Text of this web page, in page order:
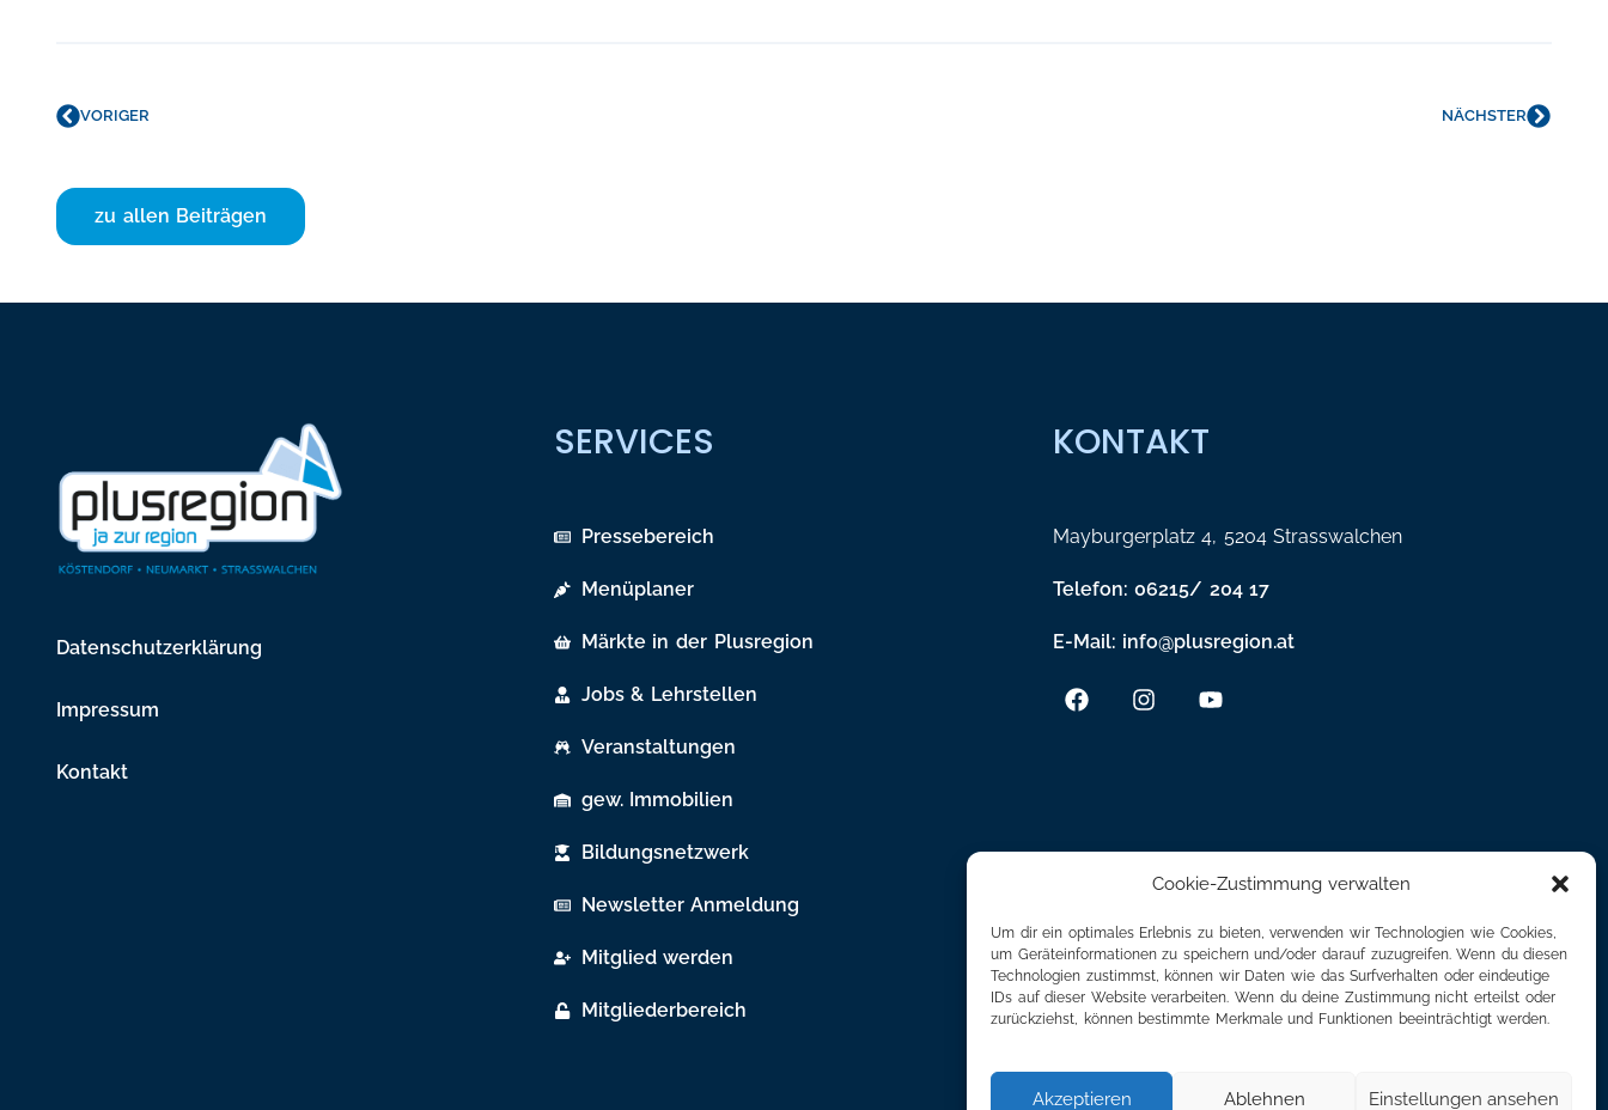
Cookie-Zustimmung verwalten
Um dir ein optimales Erlebnis zu bieten, verwenden wir Technologien wie Cookies,
um Geräteinformationen zu speichern und/oder darauf zuzugreifen. Wenn du diesen
Technologien zustimmst, können wir Daten wie das Surfverhalten oder eindeutige
IDs auf dieser Website verarbeiten. Wenn du deine Zustimmung nicht erteilst oder
zurückziehst, können bestimmte Merkmale und Funktionen beeinträchtigt werden.
Akzeptieren Ablehnen Einstellungen ansehen
VORIGER NÄCHSTER
zu allen Beiträgen
Datenschutzerklärung
Impressum
Kontakt
SERVICES
Pressebereich
Menüplaner
Märkte in der Plusregion
Jobs & Lehrstellen
Veranstaltungen
gew. Immobilien
Bildungsnetzwerk
Newsletter Anmeldung
Mitglied werden
Mitgliederbereich
KONTAKT
Mayburgerplatz 4, 5204 Strasswalchen
Telefon: 06215/ 204 17
E-Mail: info@plusregion.at